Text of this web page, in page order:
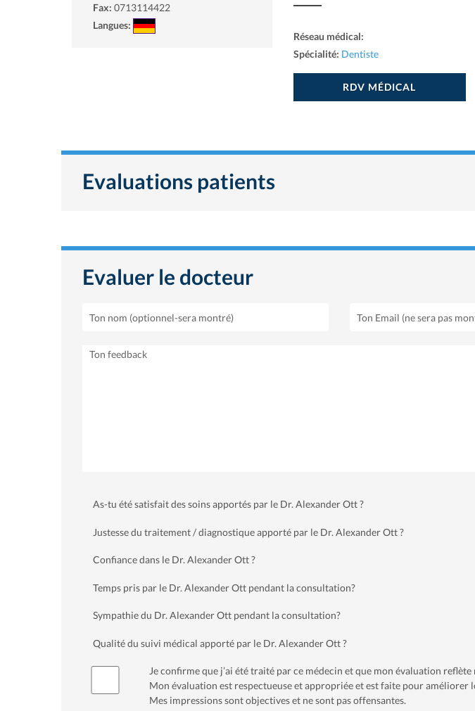
Fax: 0713114422
Langues:
Réseau médical:
Spécialité: Dentiste
RDV MÉDICAL
Evaluations patients
Evaluer le docteur
As-tu été satisfait des soins apportés par le Dr. Alexander Ott ?
Justesse du traitement / diagnostique apporté par le Dr. Alexander Ott ?
Confiance dans le Dr. Alexander Ott ?
Temps pris par le Dr. Alexander Ott pendant la consultation?
Sympathie du Dr. Alexander Ott pendant la consultation?
Qualité du suivi médical apporté par le Dr. Alexander Ott ?
Je confirme que j’ai été traité par ce médecin et que mon évaluation
Mon évaluation est respectueuse et appropriée et est faite pour améliorer
Mes impressions sont objectives et ne sont pas offensantes.